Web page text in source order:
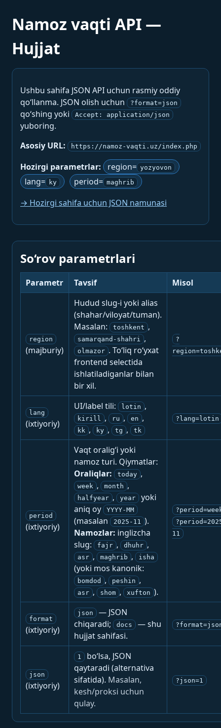
Namoz vaqti API —
Hujjat
Ushbu sahifa JSON API uchun rasmiy oddiy
qo‘llanma. JSON olish uchun
?format=json
qo‘shing yoki Accept: application/json
yuboring.
Asosiy URL:
https://namoz-vaqti.uz/index.php
Hozirgi parametrlar: region= yozyovon
lang= ky period= maghrib
→ Hozirgi sahifa uchun JSON namunasi
So‘rov parametrlari
Parametr Tavsif Misol
region
(majburiy)
Hudud slug-i yoki alias
(shahar/viloyat/tuman).
Masalan:
toshkent ,
samarqand-shahri ,
olmazor . To‘liq ro‘yxat
frontend selectida
ishlatiladiganlar bilan
bir xil.
?
lang
(ixtiyoriy)
UI/label tili: lotin ,
kirill , ru , en ,
kk , ky , tg , tk
?lang=lotin
period
(ixtiyoriy)
Vaqt oralig‘i yoki
namoz turi. Qiymatlar:
Oraliqlar:
today ,
week , month ,
halfyear , year
yoki
aniq oy
YYYY-MM
(masalan 2025-11 ).
Namozlar: inglizcha
slug:
fajr , dhuhr ,
asr , maghrib , isha
(yoki mos kanonik:
bomdod , peshin ,
asr , shom , xufton ).
11
format
(ixtiyoriy)
json
— JSON
chiqaradi;
docs
— shu
hujjat sahifasi.
json
(ixtiyoriy)
1
bo‘lsa, JSON
qaytaradi (alternativa
sifatida). Masalan,
kesh/proksi uchun
qulay.
?json=1